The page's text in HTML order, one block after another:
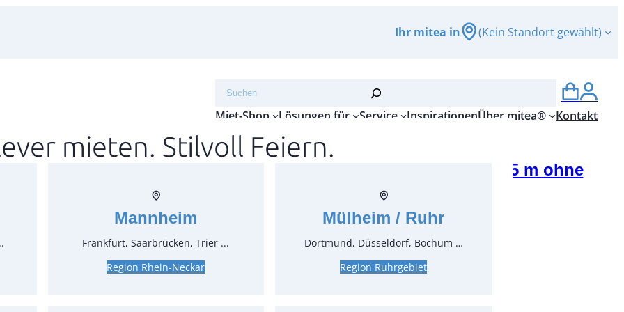
Ihr mitea in (Kein Standort gewählt)
Suchen
Miet-Shop
Lösungen für Service InspirationenÜber mitea® Kontakt
Seitenwand für Zeltpavillon, 4,5 m ohne
Fenster, ohne Tür
51614
mieten. Stilvoll Feiern.
Mannheim
Frankfurt, Saarbrücken, Trier ...
Region Rhein-Neckar
Mülheim / Ruhr
Dortmund, Düsseldorf, Bochum …
Region Ruhrgebiet